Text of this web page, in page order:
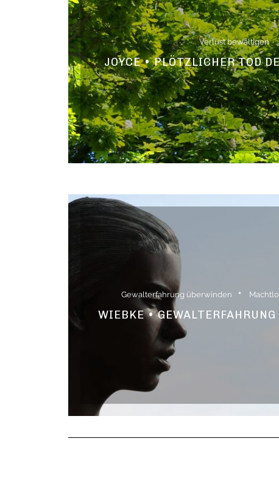
Verlust bewältigen
JOYCE • PLÖTZLICHER TOD
Gewalterfahrung überwinden
WIEBKE •